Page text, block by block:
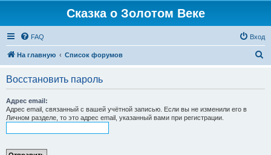
Сказка о Золотом Веке
FAQ Вход
На главную Список форумов
Восстановить пароль
Адрес email:
Адрес email, связанный с вашей учётной записью. Если вы не изменили его в
Личном разделе, то это адрес email, указанный вами при регистрации.